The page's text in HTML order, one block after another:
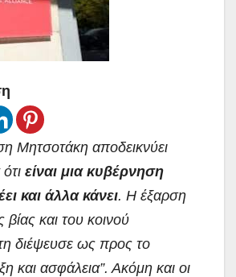
Μητσοτάκη αποδεικνύει
είναι μια κυβέρνηση
και άλλα κάνει. Η έξαρση
βίας και του κοινού
διέψευσε ως προς το
και ασφάλεια”. Ακόμη και οι